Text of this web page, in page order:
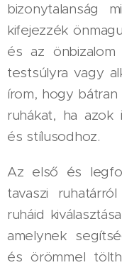
bizonytalanság
kifejezzék
és az
testsúlyra vagy
írom, hogy bátran
ruhákat, ha azok
és stílusodhoz.
Az első és
tavaszi
ruháid
amelynek
és örömmel